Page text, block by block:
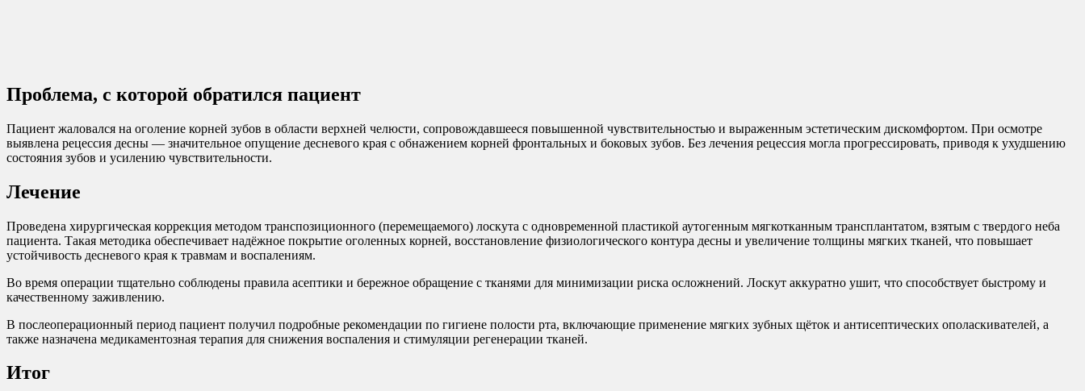
Проблема, с которой обратился пациент
Пациент жаловался на оголение корней зубов в области верхней челюсти, сопровождавшееся повышенной чувствительностью и выраженным эстетическим дискомфортом. При осмотре
выявлена рецессия десны — значительное опущение десневого края с обнажением корней фронтальных и боковых зубов. Без лечения рецессия могла прогрессировать, приводя к ухудшению
состояния зубов и усилению чувствительности.
Лечение
Проведена хирургическая коррекция методом транспозиционного (перемещаемого) лоскута с одновременной пластикой аутогенным мягкотканным трансплантатом, взятым с твердого неба
пациента. Такая методика обеспечивает надёжное покрытие оголенных корней, восстановление физиологического контура десны и увеличение толщины мягких тканей, что повышает
устойчивость десневого края к травмам и воспалениям.
Во время операции тщательно соблюдены правила асептики и бережное обращение с тканями для минимизации риска осложнений. Лоскут аккуратно ушит, что способствует быстрому и
качественному заживлению.
В послеоперационный период пациент получил подробные рекомендации по гигиене полости рта, включающие применение мягких зубных щёток и антисептических ополаскивателей, а
также назначена медикаментозная терапия для снижения воспаления и стимуляции регенерации тканей.
Итог